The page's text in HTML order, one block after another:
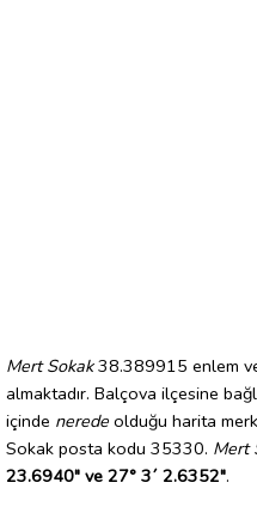
Mert Sokak38.389915 enlem
almaktadır. Balçova ilçesine
içinde nerede olduğu harita
Sokak posta kodu 35330. Mert
23.6940" ve 27° 3´ 2.6352".